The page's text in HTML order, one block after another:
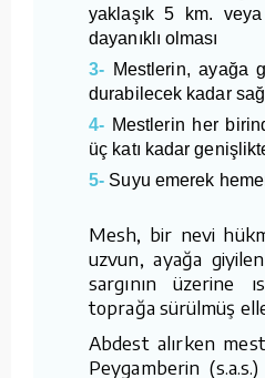
yaklaşık 5 km.
dayanıklı olması
3- Mestlerin, ayağa
durabilecek kadar
4- Mestlerin her
üç katı kadar
5- Suyu emerek
Mesh, bir nevi
uzvun, ayağa
sargının üzerine
toprağa sürülmüş
Abdest alırken
Peygamberin